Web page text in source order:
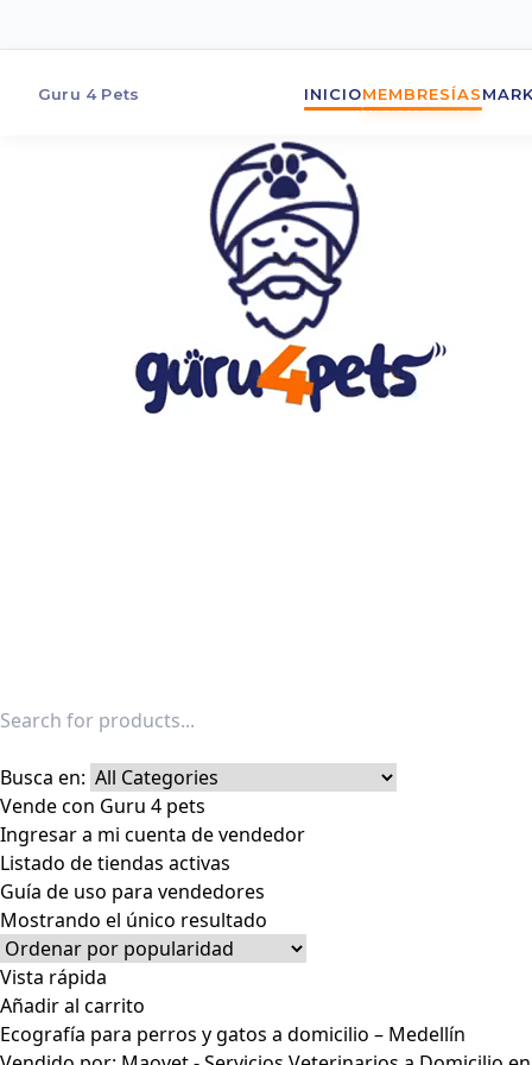
Guru 4 Pets INICIOMEMBRESÍAS
Busca en:
Vende con Guru 4 pets
Ingresar a mi cuenta de vendedor
Listado de tiendas activas
Guía de uso para vendedores
Mostrando el único resultado
Vista rápida
Añadir al carrito
Ecografía para perros y gatos a domicilio – Medellín